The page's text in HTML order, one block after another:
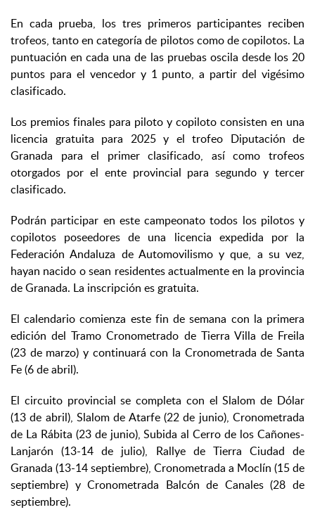
En cada prueba, los tres primeros participantes reciben
trofeos, tanto en categoría de pilotos como de copilotos. La
puntuación en cada una de las pruebas oscila desde los 20
puntos para el vencedor y 1 punto, a partir del vigésimo
clasificado.
Los premios finales para piloto y copiloto consisten en una
licencia gratuita para 2025 y el trofeo Diputación de
Granada para el primer clasificado, así como trofeos
otorgados por el ente provincial para segundo y tercer
clasificado.
Podrán participar en este campeonato todos los pilotos y
copilotos poseedores de una licencia expedida por la
Federación Andaluza de Automovilismo y que, a su vez,
hayan nacido o sean residentes actualmente en la provincia
de Granada. La inscripción es gratuita.
El calendario comienza este fin de semana con la primera
edición del Tramo Cronometrado de Tierra Villa de Freila
(23 de marzo) y continuará con la Cronometrada de Santa
Fe (6 de abril).
El circuito provincial se completa con el Slalom de Dólar
(13 de abril), Slalom de Atarfe (22 de junio), Cronometrada
de La Rábita (23 de junio), Subida al Cerro de los Cañones-
Lanjarón (13-14 de julio), Rallye de Tierra Ciudad de
Granada (13-14 septiembre), Cronometrada a Moclín (15 de
septiembre) y Cronometrada Balcón de Canales (28 de
septiembre).